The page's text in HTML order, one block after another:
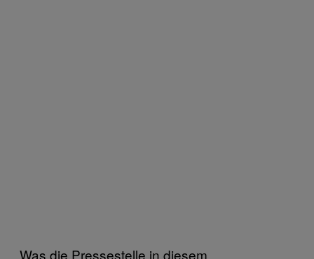
Was die Pressestelle in diesem